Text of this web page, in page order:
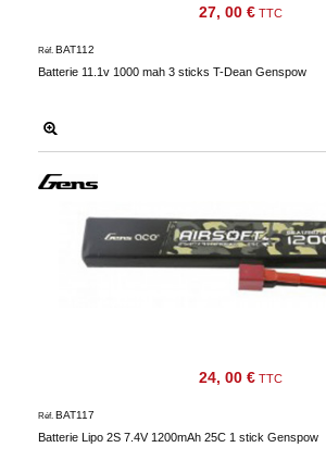
27, 00 € TTC
Batterie 11.1v 1000 mah 3 sticks T-Dean Genspow
Réf. BAT112
24, 00 € TTC
Batterie Lipo 2S 7.4V 1200mAh 25C 1 stick Genspow
Réf. BAT117